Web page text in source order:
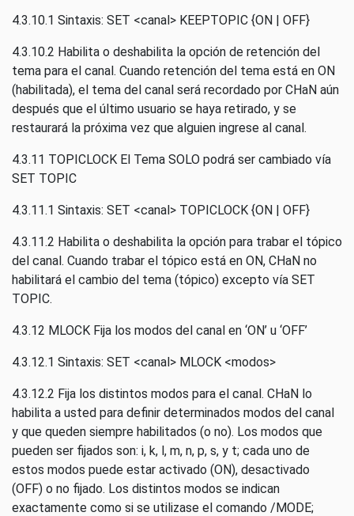
4.3.10.1 Sintaxis: SET <canal> KEEPTOPIC {ON | OFF}
4.3.10.2 Habilita o deshabilita la opción de retención del
tema para el canal. Cuando retención del tema está en ON
(habilitada), el tema del canal será recordado por CHaN aún
después que el último usuario se haya retirado, y se
restaurará la próxima vez que alguien ingrese al canal.
4.3.11 TOPICLOCK El Tema SOLO podrá ser cambiado vía
SET TOPIC
4.3.11.1 Sintaxis: SET <canal> TOPICLOCK {ON | OFF}
4.3.11.2 Habilita o deshabilita la opción para trabar el tópico
del canal. Cuando trabar el tópico está en ON, CHaN no
habilitará el cambio del tema (tópico) excepto vía SET
TOPIC.
4.3.12 MLOCK Fija los modos del canal en ‘ON’ u ‘OFF’
4.3.12.1 Sintaxis: SET <canal> MLOCK <modos>
4.3.12.2 Fija los distintos modos para el canal. CHaN lo
habilita a usted para definir determinados modos del canal
y que queden siempre habilitados (o no). Los modos que
pueden ser fijados son: i, k, l, m, n, p, s, y t; cada uno de
estos modos puede estar activado (ON), desactivado
(OFF) o no fijado. Los distintos modos se indican
exactamente como si se utilizase el comando /MODE;